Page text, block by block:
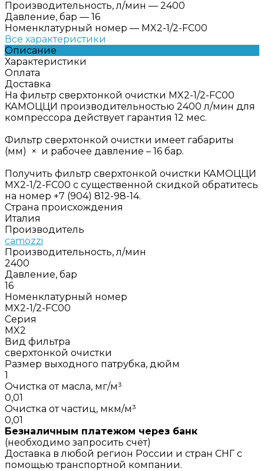
Производительность, л/мин — 2400
Давление, бар — 16
Номенклатурный номер — MX2-1/2-FC00
Все характеристики
Описание
Характеристики
Оплата
Доставка
На фильтр сверхтонкой очистки MX2-1/2-FC00
КАМОЦЦИ производительностью 2400 л/мин для
компрессора действует гарантия 12 мес.
Фильтр сверхтонкой очистки имеет габариты
(мм) × и рабочее давление – 16 бар.
Получить фильтр сверхтонкой очистки КАМОЦЦИ
MX2-1/2-FC00 с существенной скидкой обратитесь
на номер +7 (904) 812-98-14.
Страна происхождения
Италия
Производитель
camozzi
Производительность, л/мин
2400
Давление, бар
16
Номенклатурный номер
MX2-1/2-FC00
Серия
MX2
Вид фильтра
сверхтонкой очистки
Размер выходного патрубка, дюйм
1
Очистка от масла, мг/м³
0,01
Очистка от частиц, мкм/м³
0,01
Безналичным платежом через банк
(необходимо запросить счёт)
Доставка в любой регион России и стран СНГ с
помощью транспортной компании.